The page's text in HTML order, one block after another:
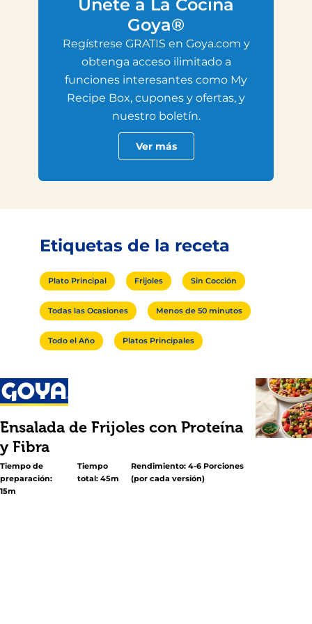
Únete a La Cocina
Goya®
Regístrese GRATIS en Goya.com y
obtenga acceso ilimitado a
funciones interesantes como My
Recipe Box, cupones y ofertas, y
nuestro boletín.
Ver más
Etiquetas de la receta
Plato Principal Frijoles Sin Cocción
Todas las Ocasiones Menos de 50 minutos
Todo el Año Platos Principales
Ensalada de Frijoles con Proteína
y Fibra
Tiempo de
preparación:
15m
Tiempo
total: 45m
Rendimiento: 4-6 Porciones
(por cada versión)